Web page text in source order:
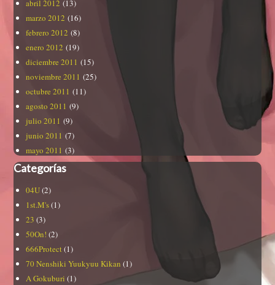
abril 2012 (13)
marzo 2012 (16)
febrero 2012 (8)
enero 2012 (19)
diciembre 2011 (15)
noviembre 2011 (25)
octubre 2011 (11)
agosto 2011 (9)
julio 2011 (9)
junio 2011 (7)
mayo 2011 (3)
Categorías
04U(2)
1st.M's(1)
23 (3)
50On! (2)
666Protect(1)
70 Nenshiki Yuukyuu Kikan (1)
A Gokuburi (1)